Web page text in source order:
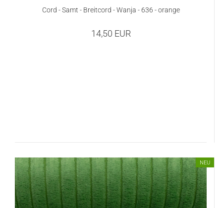
Cord - Samt - Breitcord - Wanja - 636 - orange
14,50 EUR
NEU